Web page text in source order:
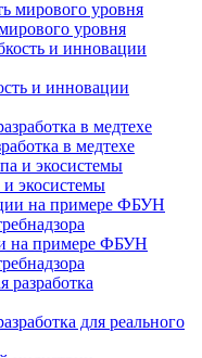
уровня
и инновации
в медтехе
экосистемы
на примере ФБУН
для реального